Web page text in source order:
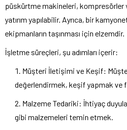
püskürtme makineleri, kompresörler
yatırım yapılabilir. Ayrıca, bir
ekipmanların taşınması için elzemdir.
İşletme süreçleri, şu adımları içerir:
Müşteri İletişimi ve Keşif:
değerlendirmek, keşif yapmak ve
Malzeme Tedariki: İhtiyaç
gibi malzemeleri temin etmek.